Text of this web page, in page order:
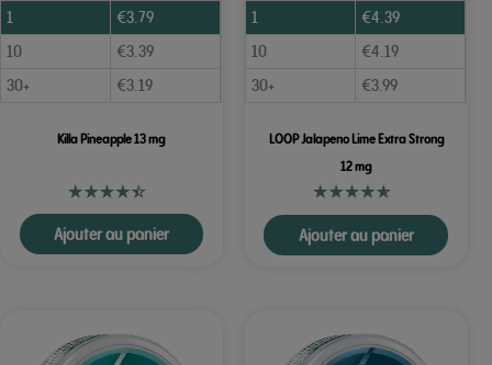
1
€3.79
10
€3.39
30+
€3.19
Killa Pineapple 13 mg
Ajouter au panier
1
€4.39
10
€4.19
30+
€3.99
LOOP Jalapeno Lime Extra Strong
12 mg
Ajouter au panier